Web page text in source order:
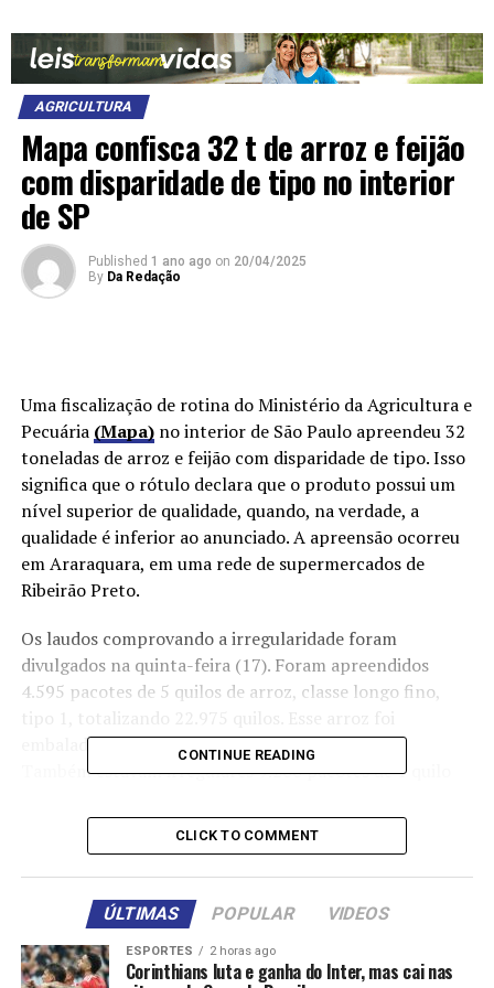
AGRICULTURA
Mapa confisca 32 t de arroz e feijão
com disparidade de tipo no interior
de SP
Published 1 ano ago on 20/04/2025
By Da Redação
Uma fiscalização de rotina do Ministério da Agricultura e
Pecuária (Mapa)no interior de São Paulo apreendeu 32
toneladas de arroz e feijão com disparidade de tipo. Isso
significa que o rótulo declara que o produto possui um
nível superior de qualidade, quando, na verdade, a
qualidade é inferior ao anunciado. A apreensão ocorreu
em Araraquara, em uma rede de supermercados de
Ribeirão Preto.
Os laudos comprovando a irregularidade foram
divulgados na quinta-feira (17). Foram apreendidos
4.595 pacotes de 5 quilos de arroz, classe longo fino,
embalado por uma empresa de Uberlândia (MG).
Também estavam irregulares 9.200 pacotes de 1 quilo
empresa de Brodowski, interior de São Paulo. Nos dois
casos, a inconsistência estava na disparidade de tipo.
Em um dos lotes de arroz apreendidos, os auditores
fiscais verificaram que os grãos apresentavam 23,33%
do total de quebrados e quireras, enquanto o outro
31,80% do total de grãos quebrados e quireras.
CONTINUE READING
CLICK TO COMMENT
ÚLTIMAS POPULAR VIDEOS
ESPORTES 2 horas ago
Corinthians luta e ganha do Inter, mas cai nas